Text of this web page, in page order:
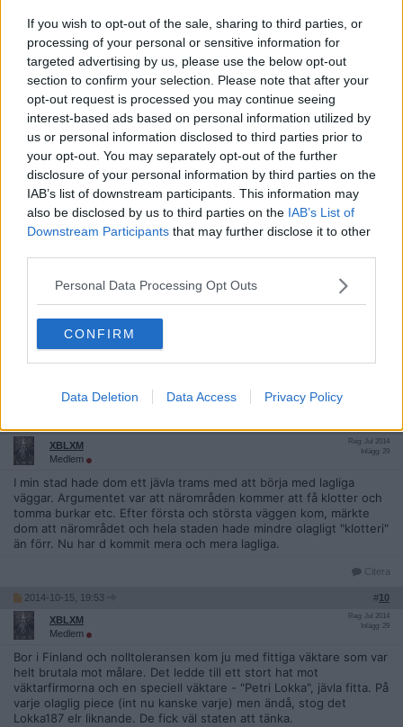
If you wish to opt-out of the sale, sharing to third parties, or
processing of your personal or sensitive information for
targeted advertising by us, please use the below opt-out
section to confirm your selection. Please note that after your
opt-out request is processed you may continue seeing
interest-based ads based on personal information utilized by
us or personal information disclosed to third parties prior to
your opt-out. You may separately opt-out of the further
disclosure of your personal information by third parties on the
IAB’s list of downstream participants. This information may
also be disclosed by us to third parties on the IAB’s List of
Downstream Participants that may further disclose it to other
Personal Data Processing Opt Outs
CONFIRM
Data Deletion Data Access Privacy Policy
2014-10-15, 19:37
thewellovedone
Medlem
I Malmö där jag bor har vi haft lagliga graffittiväggar så länge jag
kan minnas och det har alltid fungerat bra och självfallet är det
väggar på ett kommunägt hus. Nolltolerans mot graffitti är och
förblir tramsig "konstsharia".
2014-10-15, 19:45 #
cay
Medlem
Reg: Aug 2012
Inlägg: 6 096
Förhoppningsvis för det med sig något positivt för själva
Ursprungligen postat avkinesarsle
Och hur fan tänkte de där?
Jag tror inte att det i längden var försvarbart att upprätthålla ett
XBLXM
Medlem
Reg: Jul 2014
Inlägg: 29
I min stad hade dom ett jävla trams med att börja med lagliga
väggar. Argumentet var att närområden kommer att få klotter och
tomma burkar etc. Efter första och största väggen kom, märkte
dom att närområdet och hela staden hade mindre olagligt "klotteri"
än förr. Nu har d kommit mera och mera lagliga.
Citera
2014-10-15, 19:53 #10
XBLXM
Medlem
Reg: Jul 2014
Inlägg: 29
Bor i Finland och nolltoleransen kom ju med fittiga väktare som var
helt brutala mot målare. Det ledde till ett stort hat mot
väktarfirmorna och en speciell väktare - "Petri Lokka", jävla fitta. På
varje olaglig piece (int nu kanske varje) men ändå, stog det
Lokka187 elr liknande. De fick väl staten att tänka.